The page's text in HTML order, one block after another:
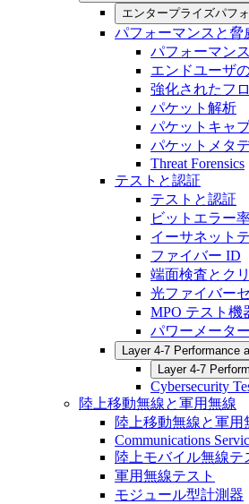
エンタープライズパフ
パフォーマンスと脅
パフォーマン
エンドユーザ
強化されたフ
パケット解析
パケットキャ
パケットメタ
Threat Forensics
テストと認証
テストと認証
ビットエラー
イーサネット
ファイバー ID
端面検査とク
光ファイバー
MPO テスト機
パワーメーター
Layer 4-7 Performance
Layer 4-7
Cybersecurity
陸上移動無線と軍用無線
陸上移動無線と軍用
Communications
陸上モバイル無線テ
軍用無線テスト
モジュール型計測器